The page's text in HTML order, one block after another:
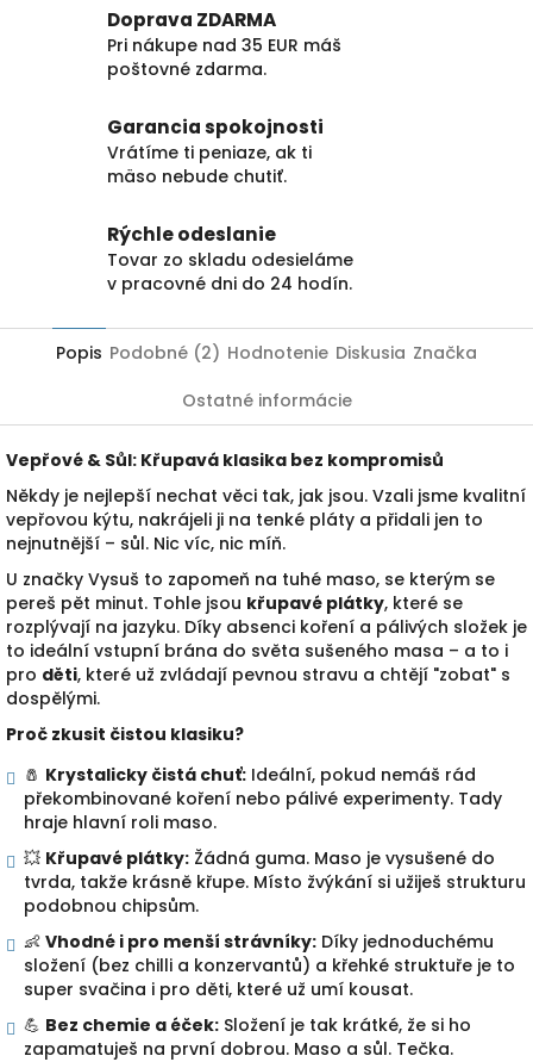
Doprava ZDARMA
Pri nákupe nad 35 EUR máš
poštovné zdarma.
Garancia spokojnosti
Vrátíme ti peniaze, ak ti
mäso nebude chutiť.
Rýchle odeslanie
Tovar zo skladu odesieláme
v pracovné dni do 24 hodín.
Popis Podobné (2) Hodnotenie Diskusia Značka
Ostatné informácie
Vepřové & Sůl: Křupavá klasika bez kompromisů
Někdy je nejlepší nechat věci tak, jak jsou. Vzali jsme kvalitní
vepřovou kýtu, nakrájeli ji na tenké pláty a přidali jen to
nejnutnější – sůl. Nic víc, nic míň.
U značky Vysuš to zapomeň na tuhé maso, se kterým se
pereš pět minut. Tohle jsou křupavé plátky, které se
rozplývají na jazyku. Díky absenci koření a pálivých složek je
to ideální vstupní brána do světa sušeného masa – a to i
pro děti, které už zvládají pevnou stravu a chtějí "zobat" s
dospělými.
Proč zkusit čistou klasiku?
🧂 Krystalicky čistá chuť: Ideální, pokud nemáš rád
překombinované koření nebo pálivé experimenty. Tady
hraje hlavní roli maso.
💥 Křupavé plátky: Žádná guma. Maso je vysušené do
tvrda, takže krásně křupe. Místo žvýkání si užiješ strukturu
podobnou chipsům.
👶 Vhodné i pro menší strávníky: Díky jednoduchému
složení (bez chilli a konzervantů) a křehké struktuře je to
super svačina i pro děti, které už umí kousat.
💪 Bez chemie a éček: Složení je tak krátké, že si ho
zapamatuješ na první dobrou. Maso a sůl. Tečka.